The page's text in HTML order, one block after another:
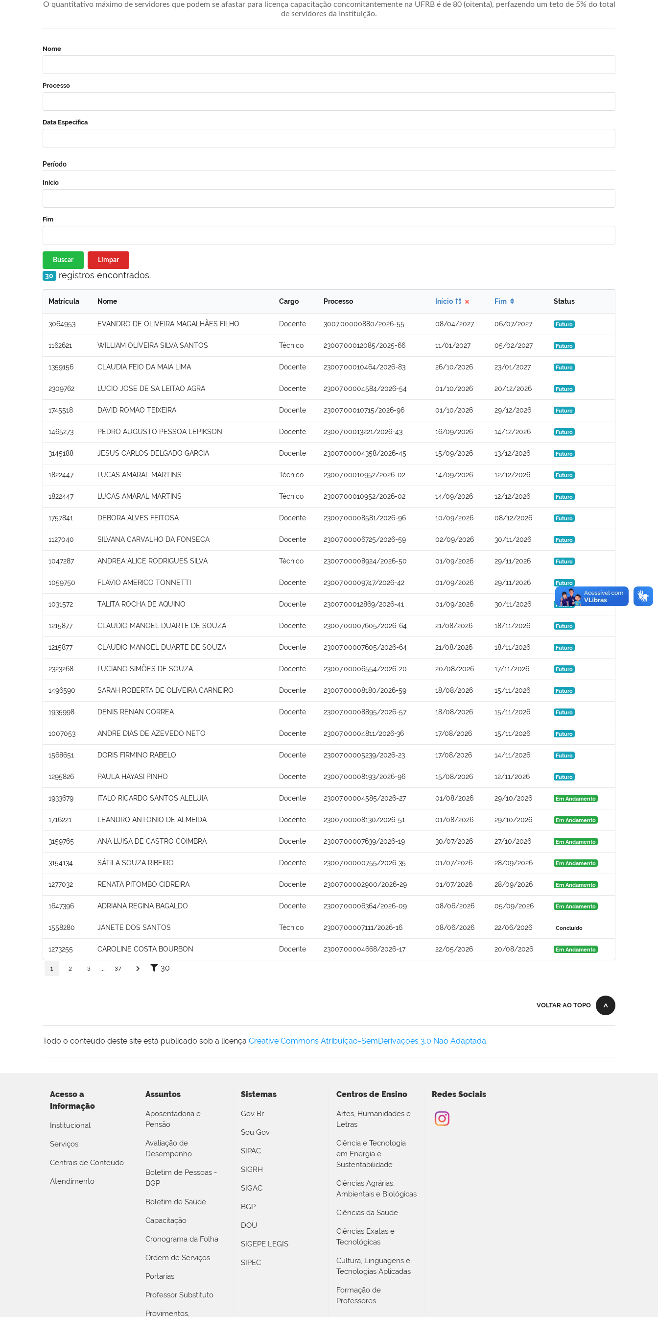
O quantitativo máximo de servidores que podem se afastar para licença capacitação concomitantemente na UFRB é de 80 (oitenta), perfazendo um teto de 5% do total
de servidores da Instituição.
Nome
Processo
Data Específica
Período
Início
Fim
Buscar Limpar
30 registros encontrados.
Matrícula Nome Cargo Processo Início Fim Status
3064953 EVANDRO DE OLIVEIRA MAGALHÃES FILHO Docente 3007.00000880/2026-55 08/04/2027 06/07/2027 Futuro
1162621 WILLIAM OLIVEIRA SILVA SANTOS Técnico 23007.00012085/2025-66 11/01/2027 05/02/2027 Futuro
1359156 CLAUDIA FEIO DA MAIA LIMA Docente 23007.00010464/2026-83 26/10/2026 23/01/2027 Futuro
2309762 LUCIO JOSE DE SA LEITAO AGRA Docente 23007.00004584/2026-54 01/10/2026 20/12/2026 Futuro
1745518 DAVID ROMAO TEIXEIRA Docente 23007.00010715/2026-96 01/10/2026 29/12/2026 Futuro
1465273 PEDRO AUGUSTO PESSOA LEPIKSON Docente 23007.00013221/2026-43 16/09/2026 14/12/2026 Futuro
3145188 JESUS CARLOS DELGADO GARCIA Docente 23007.00004358/2026-45 15/09/2026 13/12/2026 Futuro
1822447 LUCAS AMARAL MARTINS Técnico 23007.00010952/2026-02 14/09/2026 12/12/2026 Futuro
1822447 LUCAS AMARAL MARTINS Técnico 23007.00010952/2026-02 14/09/2026 12/12/2026 Futuro
1757841 DEBORA ALVES FEITOSA Docente 23007.00008581/2026-96 10/09/2026 08/12/2026 Futuro
1127040 SILVANA CARVALHO DA FONSECA Docente 23007.00006725/2026-59 02/09/2026 30/11/2026 Futuro
1047287 ANDREA ALICE RODRIGUES SILVA Técnico 23007.00008924/2026-50 01/09/2026 29/11/2026 Futuro
1059750 FLAVIO AMERICO TONNETTI Docente 23007.00009747/2026-42 01/09/2026 29/11/2026 Futuro
1031572 TALITA ROCHA DE AQUINO Docente 23007.00012869/2026-41 01/09/2026 30/11/2026 Futuro
1215877 CLAUDIO MANOEL DUARTE DE SOUZA Docente 23007.00007605/2026-64 21/08/2026 18/11/2026 Futuro
1215877 CLAUDIO MANOEL DUARTE DE SOUZA Docente 23007.00007605/2026-64 21/08/2026 18/11/2026 Futuro
2323268 LUCIANO SIMÕES DE SOUZA Docente 23007.00006554/2026-20 20/08/2026 17/11/2026 Futuro
1496590 SARAH ROBERTA DE OLIVEIRA CARNEIRO Docente 23007.00008180/2026-59 18/08/2026 15/11/2026 Futuro
1935998 DENIS RENAN CORREA Docente 23007.00008895/2026-57 18/08/2026 15/11/2026 Futuro
1007053 ANDRE DIAS DE AZEVEDO NETO Docente 23007.00004811/2026-36 17/08/2026 15/11/2026 Futuro
1568651 DORIS FIRMINO RABELO Docente 23007.00005239/2026-23 17/08/2026 14/11/2026 Futuro
1295826 PAULA HAYASI PINHO Docente 23007.00008193/2026-96 15/08/2026 12/11/2026 Futuro
1933679 ITALO RICARDO SANTOS ALELUIA Docente 23007.00004585/2026-27 01/08/2026 29/10/2026 Em Andamento
1716221 LEANDRO ANTONIO DE ALMEIDA Docente 23007.00008130/2026-51 01/08/2026 29/10/2026 Em Andamento
3159765 ANA LUISA DE CASTRO COIMBRA Docente 23007.00007639/2026-19 30/07/2026 27/10/2026 Em Andamento
3154134 SÁTILA SOUZA RIBEIRO Docente 23007.00000755/2026-35 01/07/2026 28/09/2026 Em Andamento
1277032 RENATA PITOMBO CIDREIRA Docente 23007.00002900/2026-29 01/07/2026 28/09/2026 Em Andamento
1647396 ADRIANA REGINA BAGALDO Docente 23007.00006364/2026-09 08/06/2026 05/09/2026 Em Andamento
1558280 JANETE DOS SANTOS Técnico 23007.00007111/2026-16 08/06/2026 22/06/2026 Concluído
1273255 CAROLINE COSTA BOURBON Docente 23007.00004668/2026-17 22/05/2026 20/08/2026 Em Andamento
1 2 3 37 30
VOLTAR AO TOPO
Todo o conteúdo deste site está publicado sob a licença Creative Commons Atribuição-SemDerivações 3.0 Não Adaptada.
Acesso a
Informação
Institucional
Serviços
Centrais de Conteúdo
Atendimento
Assuntos
Aposentadoria e
Pensão
Avaliação de
Desempenho
Boletim de Pessoas -
BGP
Boletim de Saúde
Capacitação
Cronograma da Folha
Ordem de Serviços
Portarias
Professor Substituto
Provimentos,
Sistemas
Gov Br
Sou Gov
SIPAC
SIGRH
SIGAC
BGP
DOU
SIGEPE LEGIS
SIPEC
Centros de Ensino
Artes, Humanidades e
Letras
Ciência e Tecnologia
em Energia e
Sustentabilidade
Ciências Agrárias,
Ambientais e Biológicas
Ciências da Saúde
Ciências Exatas e
Tecnológicas
Cultura, Linguagens e
Tecnologias Aplicadas
Formação de
Professores
Redes Sociais